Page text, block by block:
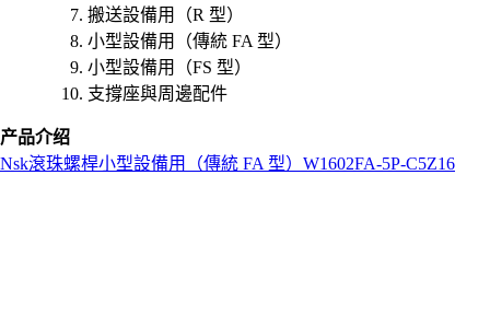
搬送設備用（R 型）
小型設備用（傳統 FA 型）
小型設備用（FS 型）
支撐座與周邊配件
产品介绍
Nsk滾珠螺桿小型設備用（傳統 FA 型） W1602FA-5P-C5Z16